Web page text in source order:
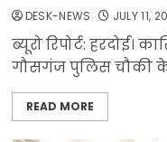
DESK-NEWS JULY 11,
ब्यूरो रिपोर्ट: हरदोई।
गौसगंज पुलिस चौकी
READ MORE